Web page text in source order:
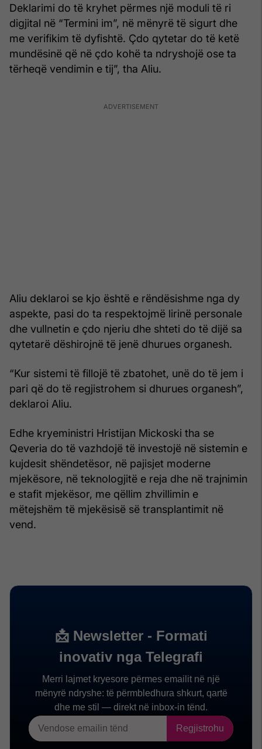
Deklarimi do të kryhet përmes një moduli të ri
digjital në “Termini im”, në mënyrë të sigurt dhe
me verifikim të dyfishtë. Çdo qytetar do të ketë
mundësinë që në çdo kohë ta ndryshojë ose ta
tërheqë vendimin e tij”, tha Aliu.
Aliu deklaroi se kjo është e rëndësishme nga dy
aspekte, pasi do ta respektojmë lirinë personale
dhe vullnetin e çdo njeriu dhe shteti do të dijë sa
qytetarë dëshirojnë të jenë dhurues organesh.
“Kur sistemi të fillojë të zbatohet, unë do të jem i
pari që do të regjistrohem si dhurues organesh”,
deklaroi Aliu.
Edhe kryeministri Hristijan Mickoski tha se
Qeveria do të vazhdojë të investojë në sistemin e
kujdesit shëndetësor, në pajisjet moderne
mjekësore, në teknologjitë e reja dhe në trajnimin
e stafit mjekësor, me qëllim zhvillimin e
mëtejshëm të mjekësisë së transplantimit në
vend.